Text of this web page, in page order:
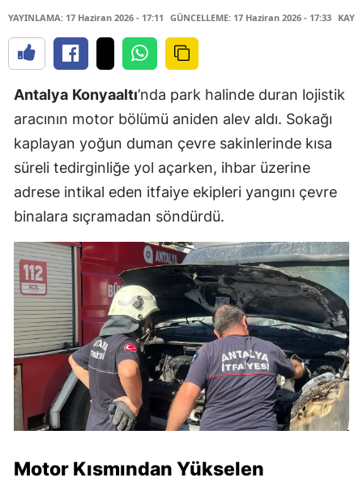
YAYINLAMA: 17 Haziran 2026 - 17:11 GÜNCELLEME: 17 Haziran 2026 - 17:33
Antalya Konyaaltı’nda park halinde duran lojistik
aracının motor bölümü aniden alev aldı. Sokağı
kaplayan yoğun duman çevre sakinlerinde kısa
süreli tedirginliğe yol açarken, ihbar üzerine
adrese intikal eden itfaiye ekipleri yangını çevre
binalara sıçramadan söndürdü.
Motor Kısmından Yükselen